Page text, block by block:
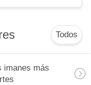
Todos
imanes más